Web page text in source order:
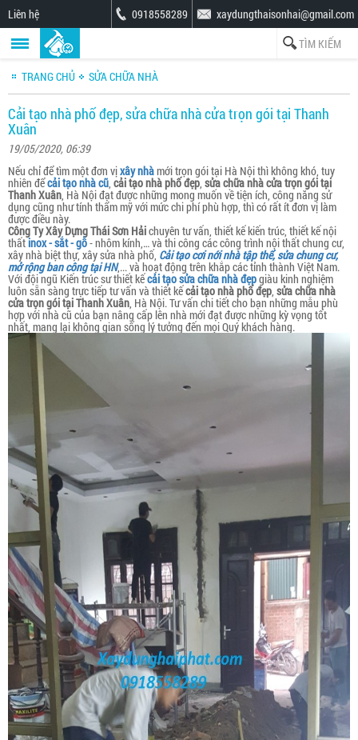
Liên hệ xaydungthaisonhai@gmail.com
0918558289
TRANG CHỦ SỬA CHỮA NHÀ
Cải tạo nhà phố đẹp, sửa chữa nhà cửa trọn gói tại Thanh
Xuân
19/05/2020, 06:39
Nếu chỉ để tìm một đơn vịxây nhàmới trọn gói tại Hà Nội thì không khó, tuy
nhiên đểcải tạo nhà cũ, cải tạo nhà phố đẹp, sửa chữa nhà cửa trọn gói tại
Thanh Xuân, Hà Nội đạt được những mong muốn về tiện ích, công năng sử
dụng cũng như tính thẩm mỹ với mức chi phí phù hợp, thì có rất ít đơn vị làm
được điều này.
Công Ty Xây Dựng Thái Sơn Hảichuyên tư vấn, thiết kế kiến trúc, thiết kế nội
thấtinox - sắt - gỗ- nhôm kính,… và thi công các công trình nội thất chung cư,
xây nhà biệt thự, xây sửa nhà phố, Cải tạo cơi nới nhà tập thể, sửa chung cư,
mở rộng ban công tại HN,... và hoạt động trên khắp các tỉnh thành Việt Nam.
Với đội ngũ Kiến trúc sư thiết kếcải tạo sửa chữa nhà đẹpgiàu kinh nghiệm
luôn sẵn sàng trực tiếp tư vấn và thiết kếcải tạo nhà phố đẹp, sửa chữa nhà
cửa trọn gói tại Thanh Xuân, Hà Nội. Tư vấn chi tiết cho bạn những mẫu phù
hợp với nhà cũ của bạn nâng cấp lên nhà mới đạt được những kỳ vọng tốt
nhất, mang lại không gian sống lý tưởng đến mọi Quý khách hàng.